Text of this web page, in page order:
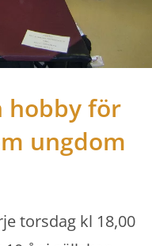
hobby för
ungdom
torsdag kl 18,00